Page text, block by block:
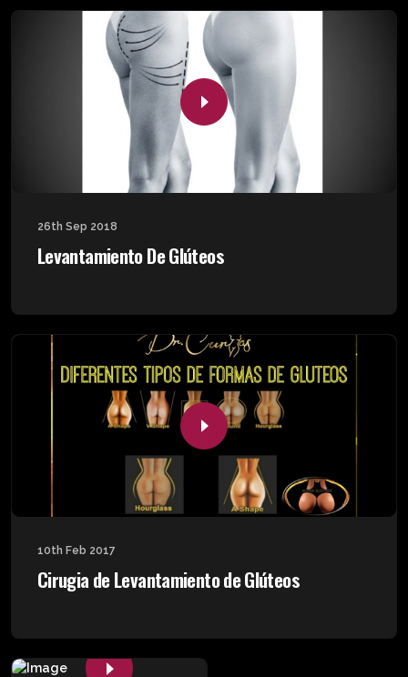
26th Sep 2018
Levantamiento De Glúteos
10th Feb 2017
Cirugia de Levantamiento de Glúteos